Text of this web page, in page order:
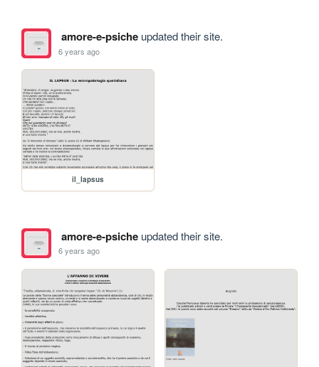
amore-e-psicheupdated their site.
6 years ago
il_lapsus
amore-e-psicheupdated their site.
6 years ago